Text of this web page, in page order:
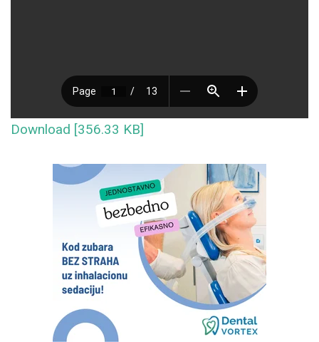
Download [356.33 KB]